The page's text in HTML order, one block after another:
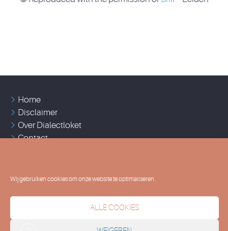
Wij gebruiken cookies om onze website te optimaliseren.
ALLE COOKIES
Home
Disclaimer
Over Dialectloket
Contact
2024 © UGentVakgroep Taalkunde - Nederlands